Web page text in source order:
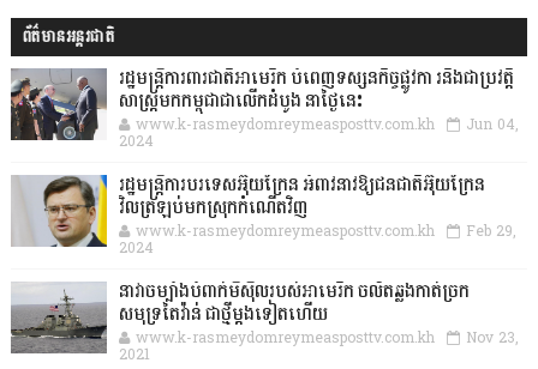
ព័ត៌មានអន្តរជាតិ
រដ្ឋមន្រ្តីការពារជាតិអាមេរិក បំពេញទស្សនកិច្ចផ្លូវកា រនិងជាប្រវត្តិ
សាស្រ្តមកកម្ពុជាជាលើកដំបូង នាថ្ងៃនេះ
www.k-rasmeydomreymeasposttv.com.kh Jun 04,
2024
រដ្ឋមន្ត្រីការបរទេសអ៊ុយក្រែន អំពាវនាវឱ្យជនជាតិអ៊ុយក្រែន
វិលត្រឡប់មកស្រុកកំណើតវិញ
www.k-rasmeydomreymeasposttv.com.kh Feb 29,
2024
នាវាចម្បាំងបំពាក់មីស៊ីលរបស់អាមេរិក ចល័តឆ្លងកាត់ច្រក
សមុទ្រតៃវ៉ាន់ ជាថ្មីម្តងទៀតហើយ
www.k-rasmeydomreymeasposttv.com.kh Nov 23,
2021